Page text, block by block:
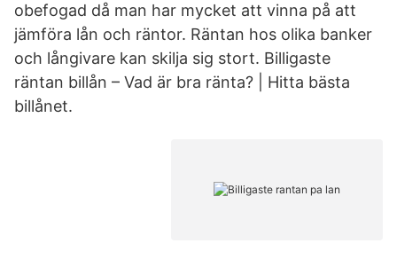
obefogad då man har mycket att vinna på att
jämföra lån och räntor. Räntan hos olika banker
och långivare kan skilja sig stort. Billigaste
räntan billån – Vad är bra ränta? | Hitta bästa
billånet.